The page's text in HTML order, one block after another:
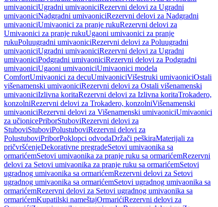
umivaoniciUgradni umivaoniciRezervni delovi za Ugradni
umivaoniciNadgradni umivaoniciRezervni delovi za Nadgradni
umivaoniciUmivaonici za pranje rukuRezervni delovi za
Umivaonici za pranje rukuUgaoni umivaonici za pranje
rukuPoluugradni umivaoniciRezervni delovi za Poluugradni
umivaoniciUgradni umivaoniciRezervni delovi za Ugradni
umivaoniciPodgradni umivaoniciRezervni delovi za Podgradni
umivaoniciUgaoni umivaoniciUmivaonici modela
ComfortUmivaonici za decuUmivaoniciVišestruki umivaoniciOstali
višenamenski umivaoniciRezervni delovi za Ostali višenamenski
umivaoniciIzlivna koritaRezervni delovi za Izlivna koritaTrokadero,
konzolniRezervni delovi za Trokadero, konzolniVišenamenski
umivaoniciRezervni delovi za Višenamenski umivaoniciUmivaonici
za učionicePriborStuboviRezervni delovi za
StuboviStuboviPolustuboviRezervni delovi za
PolustuboviPriborPoklopci odvodaDržači peškiraMaterijali za
pričvršćenjeDekorativne pregradeSetovi umivaonika sa
ormarićemSetovi umivaonika za pranje ruku sa ormarićemRezervni
delovi za Setovi umivaonika za pranje ruku sa ormarićemSetovi
ugradnog umivaonika sa ormarićemRezervni delovi za Setovi
ugradnog umivaonika sa ormarićemSetovi ugradnog umivaonika sa
ormarićemRezervni delovi za Setovi ugradnog umivaonika sa
ormarićemKupatilski nameštajOrmarićiRezervni delovi za